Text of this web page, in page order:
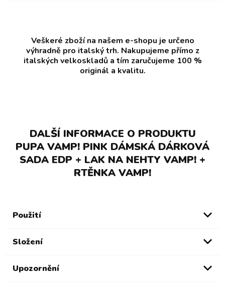
Veškeré zboží na našem e-shopu je určeno
výhradně pro italský trh. Nakupujeme přímo z
italských velkoskladů a tím zaručujeme 100 %
originál a kvalitu.
DALŠÍ INFORMACE O PRODUKTU
PUPA VAMP! PINK DÁMSKÁ DÁRKOVÁ
SADA EDP + LAK NA NEHTY VAMP! +
RTĚNKA VAMP!
Použití
Složení
Upozornění